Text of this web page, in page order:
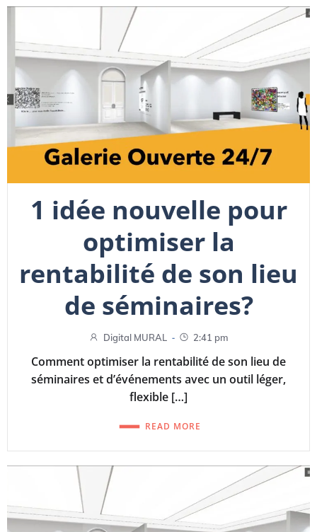
1 idée nouvelle pour
optimiser la
rentabilité de son lieu
de séminaires?
Digital MURAL - 2:41 pm
Comment optimiser la rentabilité de son lieu de
séminaires et d’événements avec un outil léger,
flexible […]
READ MORE